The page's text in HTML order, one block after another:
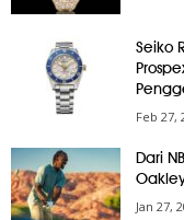
Seiko
Feb 27,
Dari
Jan 27,